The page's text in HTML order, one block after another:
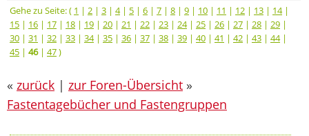
Gehe zu Seite: ( 1 | 2 | 3 | 4| 5 | 6 | 7 | 8 | 9 | 10 | 11 | 12 | 13 | 14|
15 | 16 | 17 | 18 | 19 | 20 | 21 | 22 | 23 | 24| 25 | 26 | 27 | 28 | 29 |
30 | 31 | 32 | 33 | 34| 35 | 36 | 37 | 38 | 39 | 40 | 41 | 42 | 43 | 44|
45 | 46| 47)
« zurück | zur Foren-Übersicht »
Fastentagebücher und Fastengruppen